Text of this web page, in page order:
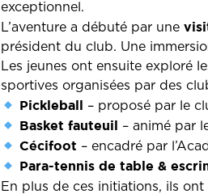
exceptionnel.
L’aventure a débuté par une
président du club. Une
Les jeunes ont ensuite exploré
sportives organisées par des
Pickleball – proposé par le
Basket fauteuil – animé par
Cécifoot – encadré par
Para-tennis de table &
En plus de ces initiations, ils